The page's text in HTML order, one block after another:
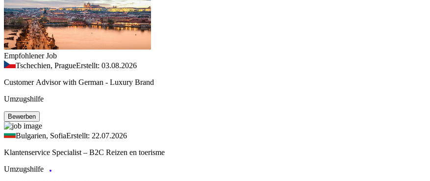
Empfohlener Job
Tschechien, PragueErstellt: 03.08.2026
Customer Advisor with German - Luxury Brand
Umzugshilfe
Bewerben
Bulgarien, SofiaErstellt: 22.07.2026
Klantenservice Specialist – B2C Reizen en toerisme
Umzugshilfe